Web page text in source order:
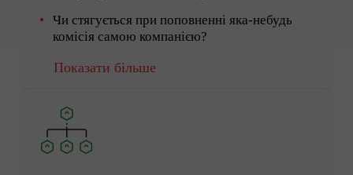
Чи стягується при поповненні яка-небудь
комісія самою компанією?
Показати більше